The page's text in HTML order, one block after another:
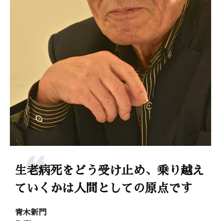
生老病死をどう受け止め、乗り越え
ていくかは人間としての原点です
青木新門